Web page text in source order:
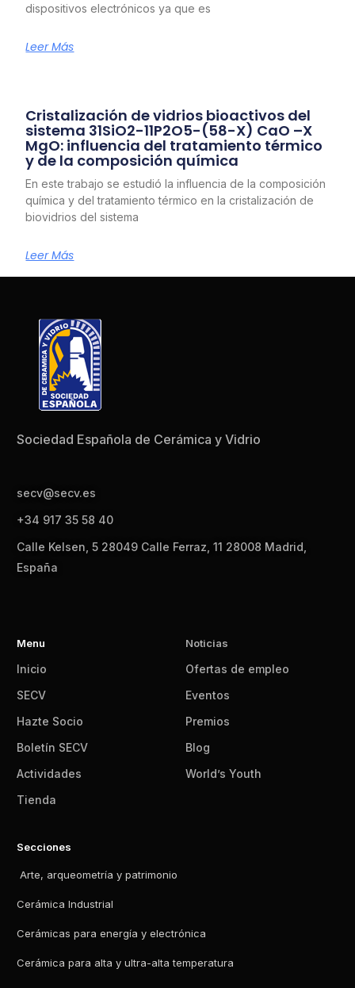
dispositivos electrónicos ya que es
Leer Más
Cristalización de vidrios bioactivos del
sistema 31SiO2-11P2O5-(58-X) CaO –X
MgO: influencia del tratamiento térmico
y de la composición química
En este trabajo se estudió la influencia de la composición
química y del tratamiento térmico en la cristalización de
biovidrios del sistema
Leer Más
Sociedad Española de Cerámica y Vidrio
secv@secv.es
+34 917 35 58 40
Calle Kelsen, 5 28049 Calle Ferraz, 11 28008 Madrid,
España
Menu
Inicio
SECV
Hazte Socio
Boletín SECV
Actividades
Tienda
Noticias
Ofertas de empleo
Eventos
Premios
Blog
World’s Youth
Secciones
Arte, arqueometría y patrimonio
Cerámica Industrial
Cerámicas para energía y electrónica
Cerámica para alta y ultra-alta temperatura